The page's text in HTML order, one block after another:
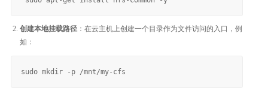
创建本地挂载路径 ：在云主机上创建一个目录作为文件访问的入口，例
如：